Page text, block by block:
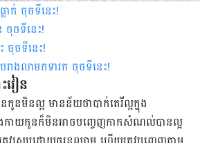
ាក់ ចុចទីនេះ!
ចទីនេះ!
ចុចទីនេះ!
ងលាមកទារក ចុចទីនេះ!
ៀន
នមិនល្អ មានន័យថាបាក់តេរីល្អក្នុង
កាយ​កូន​ក៏មិន​អាចបញ្ចេញ​កាក​សំណល់បានល្អ